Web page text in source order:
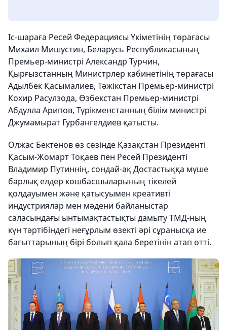
Іс-шараға Ресей Федерациясы Үкіметінің төрағасы
Михаил Мишустин, Беларусь Республикасының
Премьер-министрі Александр Турчин,
Қырғызстанның Министрлер кабинетінің төрағасы
Адылбек Қасымалиев, Тәжікстан Премьер-министрі
Кохир Расулзода, Өзбекстан Премьер-министрі
Абдулла Арипов, Түрікменстанның білім министрі
Джумамырат Гурбангелдиев қатысты.
Олжас Бектенов өз сөзінде Қазақстан Президенті
Қасым-Жомарт Тоқаев пен Ресей Президенті
Владимир Путиннің, сондай-ақ Достастыққа мүше
барлық елдер көшбасшыларының тікелей
қолдауымен және қатысуымен креативті
индустриялар мен мәдени байланыстар
саласындағы ынтымақтастықты дамыту ТМД-ның
күн тәртібіндегі неғұрлым өзекті әрі сұранысқа ие
бағыттарының бірі болып қала беретінін атап өтті.